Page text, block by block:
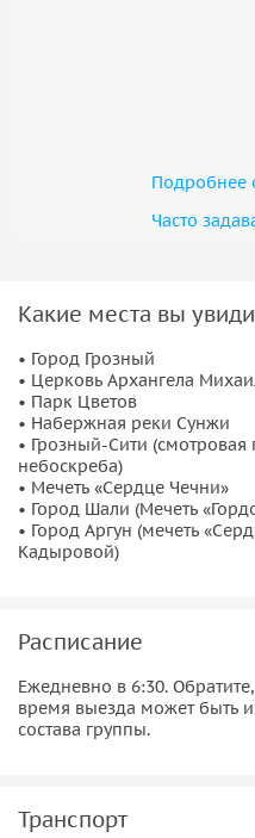
Подробнее
Часто
Какие места вы
• Город Грозный
• Церковь Архангела
• Парк Цветов
• Набержная реки Сунжи
• Грозный-Сити
небоскреба)
• Мечеть «Сердце Чечни»
• Город Шали (Мечеть
• Город Аргун (мечеть
Кадыровой)
Расписание
Ежедневно в 6:30.
время выезда может быть
состава группы.
Транспорт